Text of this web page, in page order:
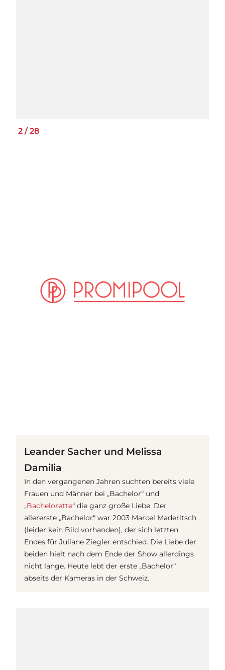
2 /28
Leander Sacher und Melissa
Damilia
In den vergangenen Jahren suchten bereits viele
Frauen und Männer bei „Bachelor“ und
„Bachelorette“ die ganz große Liebe. Der
allererste „Bachelor“ war 2003 Marcel Maderitsch
(leider kein Bild vorhanden), der sich letzten
Endes für Juliane Ziegler entschied. Die Liebe der
beiden hielt nach dem Ende der Show allerdings
nicht lange. Heute lebt der erste „Bachelor“
abseits der Kameras in der Schweiz.